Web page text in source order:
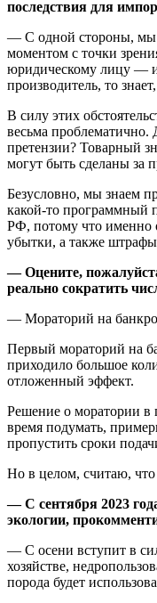
последствия для
— С одной стороны, мы
моментом с точки
юридическому лицу —
производитель, то
В силу этих
весьма
претензии? Товарный
могут быть сделаны за
Безусловно, мы знаем
какой-то программный
РФ, потому что именно
убытки, а также
— Оцените,
реально сократить
— Мораторий на
Первый мораторий на
приходило большое
отложенный эффект.
Решение о моратории в
время подумать,
пропустить сроки
Но в целом, считаю, что
— С сентября 2023
экологии,
— С осени вступит в
хозяйстве,
порода будет